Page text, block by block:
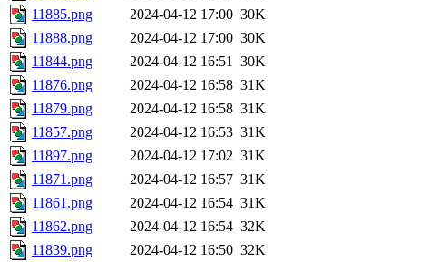
11885.png
2024-04-12 17:00 30K
11888.png
2024-04-12 17:00 30K
11844.png
2024-04-12 16:51 30K
11876.png
2024-04-12 16:58 31K
11879.png
2024-04-12 16:58 31K
11857.png
2024-04-12 16:53 31K
11897.png
2024-04-12 17:02 31K
11871.png
2024-04-12 16:57 31K
11861.png
2024-04-12 16:54 31K
11862.png
2024-04-12 16:54 32K
11839.png
2024-04-12 16:50 32K